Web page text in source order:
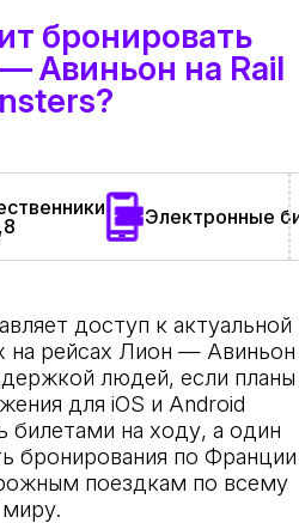
бронировать
Авиньон на Rail
Электронные
доступ к актуальной
на рейсах Лион — Авиньон
людей, если планы
для iOS и Android
билетами на ходу, а один
бронирования по Франции
поездкам по всему
миру.